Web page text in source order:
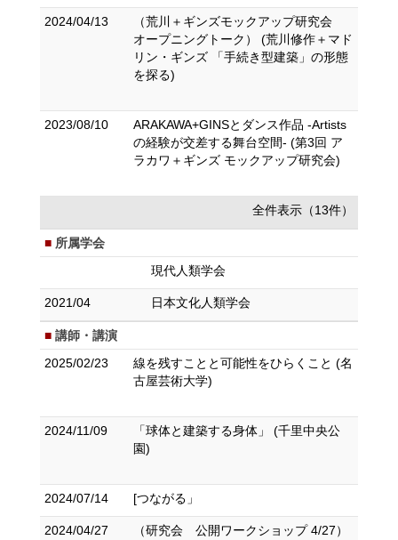
2024/04/13
（荒川＋ギンズモックアップ研究会
オープニングトーク） (荒川修作＋マド
リン・ギンズ 「手続き型建築」の形態
を探る)
2023/08/10
ARAKAWA+GINSとダンス作品 -Artists
の経験が交差する舞台空間- (第3回 ア
ラカワ＋ギンズ モックアップ研究会)
全件表示（13件）
所属学会
現代人類学会
2021/04 日本文化人類学会
講師・講演
2025/02/23
線を残すことと可能性をひらくこと (名
古屋芸術大学)
2024/11/09
「球体と建築する身体」 (千里中央公
園)
2024/07/14 [つながる」
2024/04/27
（研究会 公開ワークショップ 4/27）